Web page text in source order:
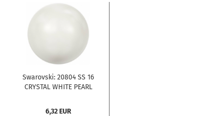
Swarovski: 20804 SS 16
CRYSTAL WHITE PEARL
6,32 EUR